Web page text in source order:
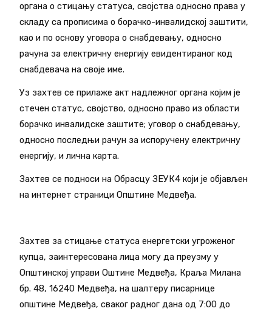
органа о стицању статуса, својства односно права у
складу са прописима о борачко-инвалидској заштити,
као и по основу уговора о снабдевању, односно
рачуна за електричну енергију евидентираног код
снабдевача на своје име.
Уз захтев се прилаже акт надлежног органа којим је
стечен статус, својство, односно право из области
борачко инвалидске заштите; уговор о снабдевању,
односно последњи рачун за испоручену електричну
енергију, и лична карта.
Захтев се подноси на Обрасцу ЗЕУК4 који је објављен
на интернет страници Општине Медвеђа.
Захтев за стицање статуса енергетски угроженог
купца, заинтересована лица могу да преузму у
Општинској управи Оштине Медвеђа, Краља Милана
бр. 48, 16240 Медвеђа, на шалтеру писарнице
општине Медвеђа, сваког радног дана од 7:00 до